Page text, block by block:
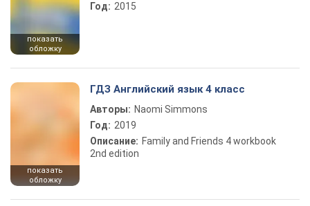
показать
обложку
Год: 2015
показать
обложку
ГДЗ Английский язык 4 класс
Авторы: Naomi Simmons
Год: 2019
Описание: Family and Friends 4 workbook
2nd edition